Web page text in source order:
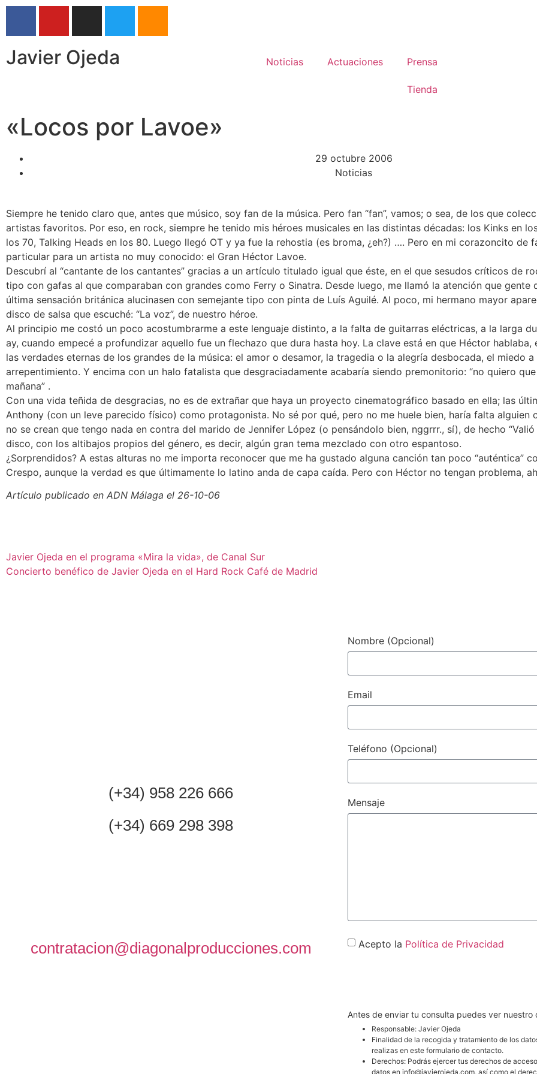
Javier Ojeda Noticias Actuaciones Prensa
Tienda
«Locos por Lavoe»
29 octubre 2006
Noticias
Siempre he tenido claro que, antes que músico, soy fan de la música. Pero fan “fan”, vamos; o sea, de los que
artistas favoritos. Por eso, en rock, siempre he tenido mis héroes musicales en las distintas décadas: los Kinks en
los 70, Talking Heads en los 80. Luego llegó OT y ya fue la rehostia (es broma, ¿eh?) …. Pero en mi corazoncito de
particular para un artista no muy conocido: el Gran Héctor Lavoe.
Descubrí al “cantante de los cantantes” gracias a un artículo titulado igual que éste, en el que sesudos críticos de
tipo con gafas al que comparaban con grandes como Ferry o Sinatra. Desde luego, me llamó la atención que gente
última sensación británica alucinasen con semejante tipo con pinta de Luís Aguilé. Al poco, mi hermano mayor
disco de salsa que escuché: “La voz”, de nuestro héroe.
Al principio me costó un poco acostumbrarme a este lenguaje distinto, a la falta de guitarras eléctricas, a la larga
ay, cuando empecé a profundizar aquello fue un flechazo que dura hasta hoy. La clave está en que Héctor
las verdades eternas de los grandes de la música: el amor o desamor, la tragedia o la alegría desbocada, el miedo
arrepentimiento. Y encima con un halo fatalista que desgraciadamente acabaría siendo premonitorio: “no quiero
mañana” .
Con una vida teñida de desgracias, no es de extrañar que haya un proyecto cinematográfico basado en ella; las
Anthony (con un leve parecido físico) como protagonista. No sé por qué, pero no me huele bien, haría falta alguien
no se crean que tengo nada en contra del marido de Jennifer López (o pensándolo bien, nggrrr., sí), de hecho “Valió
disco, con los altibajos propios del género, es decir, algún gran tema mezclado con otro espantoso.
¿Sorprendidos? A estas alturas no me importa reconocer que me ha gustado alguna canción tan poco “auténtica”
Crespo, aunque la verdad es que últimamente lo latino anda de capa caída. Pero con Héctor no tengan problema,
Artículo publicado en ADN Málaga el 26-10-06
Javier Ojeda en el programa «Mira la vida», de Canal Sur
Concierto benéfico de Javier Ojeda en el Hard Rock Café de Madrid
(+34) 958 226 666
(+34) 669 298 398
contratacion@diagonalproducciones.com
Nombre (Opcional)
Email
Teléfono (Opcional)
Mensaje
Acepto la Política de Privacidad
Antes de enviar tu consulta puedes ver
Responsable: Javier Ojeda
Finalidad de la recogida y tratamiento de los
realizas en este formulario de contacto.
Derechos: Podrás ejercer tus derechos de
datos en info@javierojeda.com, así como el